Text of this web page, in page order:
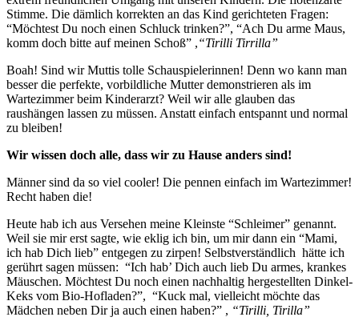
Stimme. Die dämlich korrekten an das Kind gerichteten Fragen:
“Möchtest Du noch einen Schluck trinken?”, “Ach Du arme Maus,
komm doch bitte auf meinen Schoß” ,“Tirilli Tirrilla”
Boah! Sind wir Muttis tolle Schauspielerinnen! Denn wo kann man
besser die perfekte, vorbildliche Mutter demonstrieren als im
Wartezimmer beim Kinderarzt? Weil wir alle glauben das
raushängen lassen zu müssen. Anstatt einfach entspannt und normal
zu bleiben!
Wir wissen doch alle, dass wir zu Hause anders sind!
Männer sind da so viel cooler! Die pennen einfach im Wartezimmer!
Recht haben die!
Heute hab ich aus Versehen meine Kleinste “Schleimer” genannt.
Weil sie mir erst sagte, wie eklig ich bin, um mir dann ein “Mami,
ich hab Dich lieb” entgegen zu zirpen! Selbstverständlich hätte ich
gerührt sagen müssen: “Ich hab’ Dich auch lieb Du armes, krankes
Mäuschen. Möchtest Du noch einen nachhaltig hergestellten Dinkel-
Keks vom Bio-Hofladen?”, “Kuck mal, vielleicht möchte das
Mädchen neben Dir ja auch einen haben?” , “Tirilli, Tirilla”